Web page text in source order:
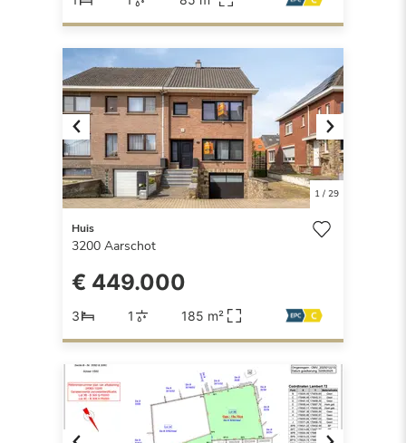
Previous Next
1/ 29
Huis
3200 Aarschot
€ 449.000
3 1 185 m²